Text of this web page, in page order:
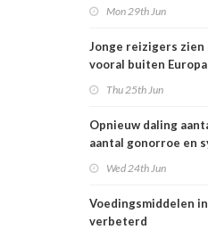
Mon 29th Jun
Jonge reizigers
vooral buiten Europa
Thu 25th Jun
Opnieuw daling
aantal gonorroe en
Wed 24th Jun
Voedingsmiddelen
verbeterd